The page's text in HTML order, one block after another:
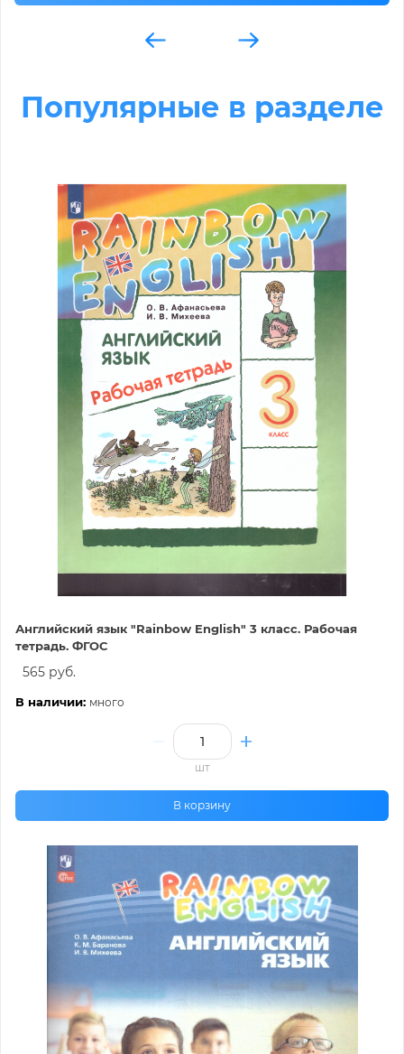
Популярные в разделе
Английский язык "Rainbow English" 3 класс. Рабочая
тетрадь. ФГОС
565 руб.
В наличии: много
шт
В корзину